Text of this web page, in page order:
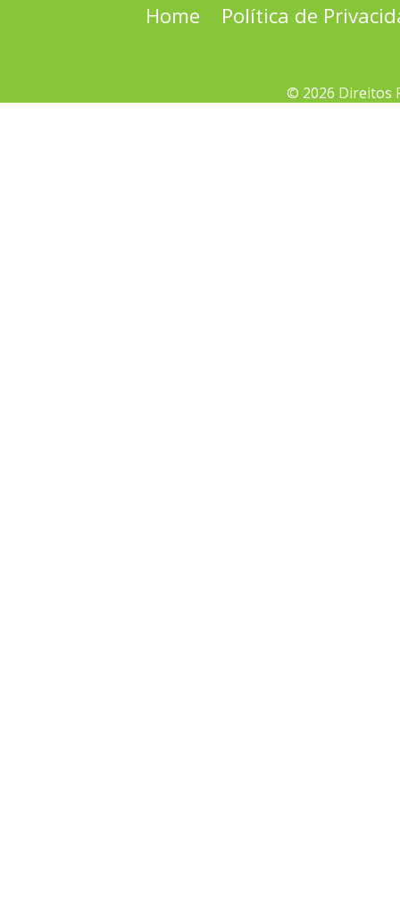
Home Política de
© 2026 Direitos